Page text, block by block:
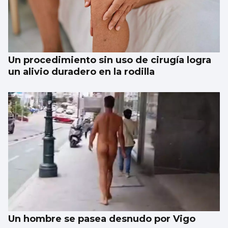
Un procedimiento sin uso de cirugía logra
un alivio duradero en la rodilla
Un hombre se pasea desnudo por Vigo